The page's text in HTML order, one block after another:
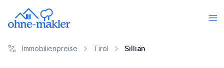
Immobilienpreise Tirol Sillian